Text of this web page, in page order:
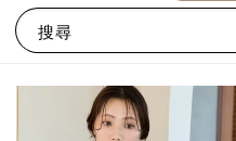
搜尋